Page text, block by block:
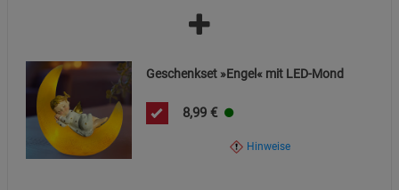
Geschenkset »Engel« mit LED-Mond
8,99 €
Hinweise
Marketing Cookies (3)
Beschreibung Marketing Cookies
Cookie-Informationenanzeigen
Datenschutzerklärung